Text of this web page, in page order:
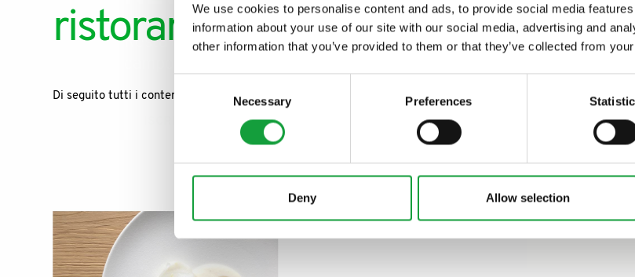
We use cookies to personalise content and ads, to provide social media
information about your use of our site with our social media, advertising and
other information that you’ve provided to them or that they’ve collected from
Necessary Preferences
Deny Allow selection
ristoranti Treviso
Di seguito tutti i contenuti taggati con:
ARTICOLI, ARTICOLI
Resta aggiornato su tutte le ultime novita nel